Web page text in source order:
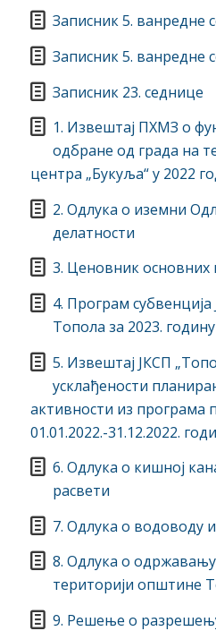
Записник 5. ванредне
Записник 5. ванредне
Записник 23. седнице
1. Извештај ПХМЗ о
одбране од града на
центра „Букуља“ у 2022
2. Одлука о иземни
делатности
3. Ценовник основних
4. Програм
Топола за 2023. годину
5. Извештај ЈКСП
усклађености
активности из програма
01.01.2022.-31.12.2022.
6. Одлука о кишној
расвети
7. Одлука о водоводу
8. Одлука о
територији општине
9. Решење о